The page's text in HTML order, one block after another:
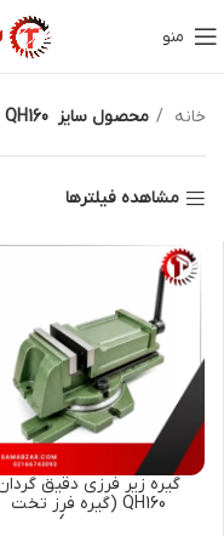
منو
خانه محصول سایز QH160
مشاهده فیلترها
گیره زیر فرزی دقیق
QH160 (گیره فرز تخت
صنعتی)